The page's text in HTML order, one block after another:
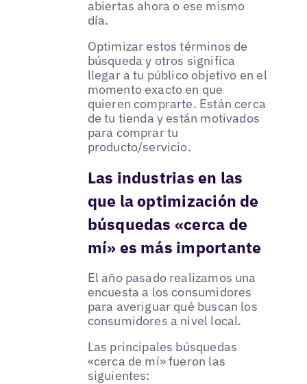
abiertas ahora o ese mismo
día.
Optimizar estos términos de
búsqueda y otros significa
llegar a tu público objetivo en el
momento exacto en que
quieren comprarte. Están cerca
de tu tienda y están motivados
para comprar tu
producto/servicio.
Las industrias en las
que la optimización de
búsquedas «cerca de
mí» es más importante
El año pasado realizamos una
encuesta a los consumidores
para averiguar qué buscan los
consumidores a nivel local.
Las principales búsquedas
«cerca de mí» fueron las
siguientes: